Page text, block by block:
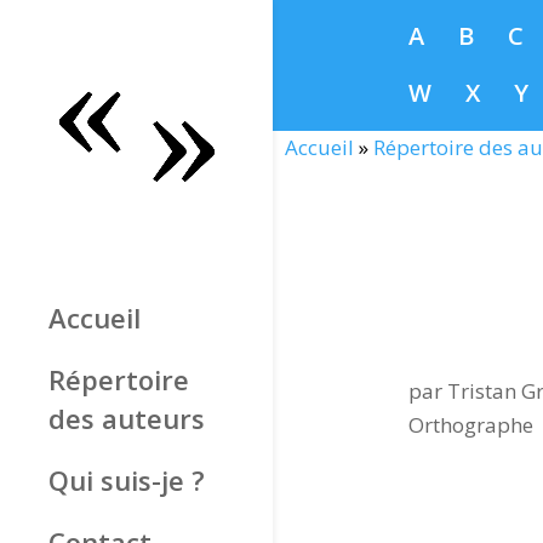
A B
C
W
X Y
Accueil
Répertoire
des auteurs
Qui suis-je ?
Accueil » Répertoire des
par Tristan
Orthographe